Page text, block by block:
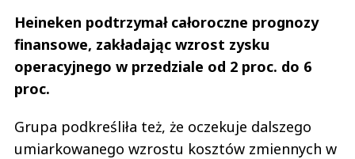
Heineken podtrzymał całoroczne prognozy
finansowe, zakładając wzrost zysku
operacyjnego w przedziale od 2 proc. do 6
proc.
Grupa podkreśliła też, że oczekuje dalszego
umiarkowanego wzrostu kosztów zmiennych w